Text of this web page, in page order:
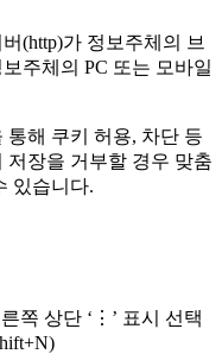
(http)가 정보주체의 브
주체의 PC 또는 모바일
해 쿠키 허용, 차단 등
저장을 거부할 경우 맞춤
있습니다.
쪽 상단 ‘⋮’ 표시 선택